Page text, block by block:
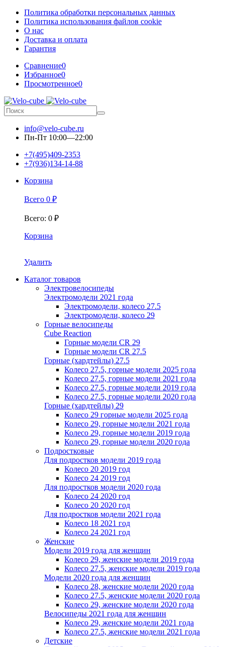
Политика обработки персональных данных
Политика использования файлов cookie
О нас
Доставка и оплата
Гарантия
Сравнение0
Избранное0
Просмотренное0
info@velo-cube.ru
Пн-Пт 10:00—22:00
+7(495)409-2353
+7(936)134-14-88
Корзина
Всего 0 ₽
Всего: 0 ₽
Корзина
Удалить
Каталог товаров
Электровелосипеды
Электромодели 2021 года
Электромодели, колесо 27.5
Электромодели, колесо 29
Горные велосипеды
Cube Reaction
Горные модели CR 29
Горные модели CR 27.5
Горные (хардтейлы) 27.5
Колесо 27.5, горные модели 2025 года
Колесо 27.5, горные модели 2021 года
Колесо 27.5, горные модели 2019 года
Колесо 27.5, горные модели 2020 года
Горные (хардтейлы) 29
Колесо 29 горные модели 2025 года
Колесо 29, горные модели 2021 года
Колесо 29, горные модели 2019 года
Колесо 29, горные модели 2020 года
Подростковые
Для подростков модели 2019 года
Колесо 20 2019 год
Колесо 24 2019 год
Для подростков модели 2020 года
Колесо 24 2020 год
Колесо 20 2020 год
Для подростков модели 2021 года
Колесо 18 2021 год
Колесо 24 2021 год
Женскиe
Модели 2019 года для женщин
Колесо 29, женские модели 2019 года
Колесо 27.5, женские модели 2019 года
Модели 2020 года для женщин
Колесо 28, женские модели 2020 года
Колесо 27.5, женские модели 2020 года
Колесо 29, женские модели 2020 года
Велосипеды 2021 года для женщин
Колесо 29, женские модели 2021 года
Колесо 27.5, женские модели 2021 года
Детские